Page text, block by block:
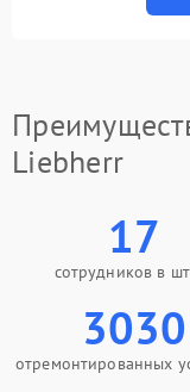
Liebherr
17
сотрудников в
3030
отремонтированных